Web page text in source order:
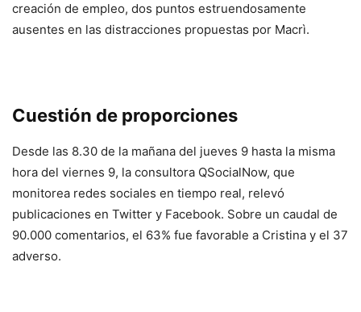
creación de empleo, dos puntos estruendosamente
ausentes en las distracciones propuestas por Macrì.
Cuestión de proporciones
Desde las 8.30 de la mañana del jueves 9 hasta la misma
hora del viernes 9, la consultora QSocialNow, que
monitorea redes sociales en tiempo real, relevó
publicaciones en Twitter y Facebook. Sobre un caudal de
90.000 comentarios, el 63% fue favorable a Cristina y el 37
adverso.